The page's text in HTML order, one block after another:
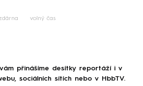
volný čas
přinášíme desítky reportáží i v
sociálních sítích nebo v HbbTV.